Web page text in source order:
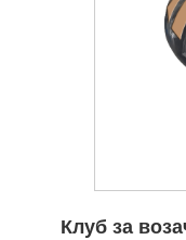
Клуб за